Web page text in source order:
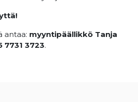
antaa: myyntipäällikkö Tanja
7731 3723.